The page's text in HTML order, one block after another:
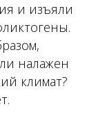
и изъяли
налажен
климат?